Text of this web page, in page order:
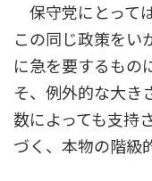
保守党にとって
この同じ政策をい
に急を要するもの
そ、例外的な大き
数によっても支持
づく、本物の階級